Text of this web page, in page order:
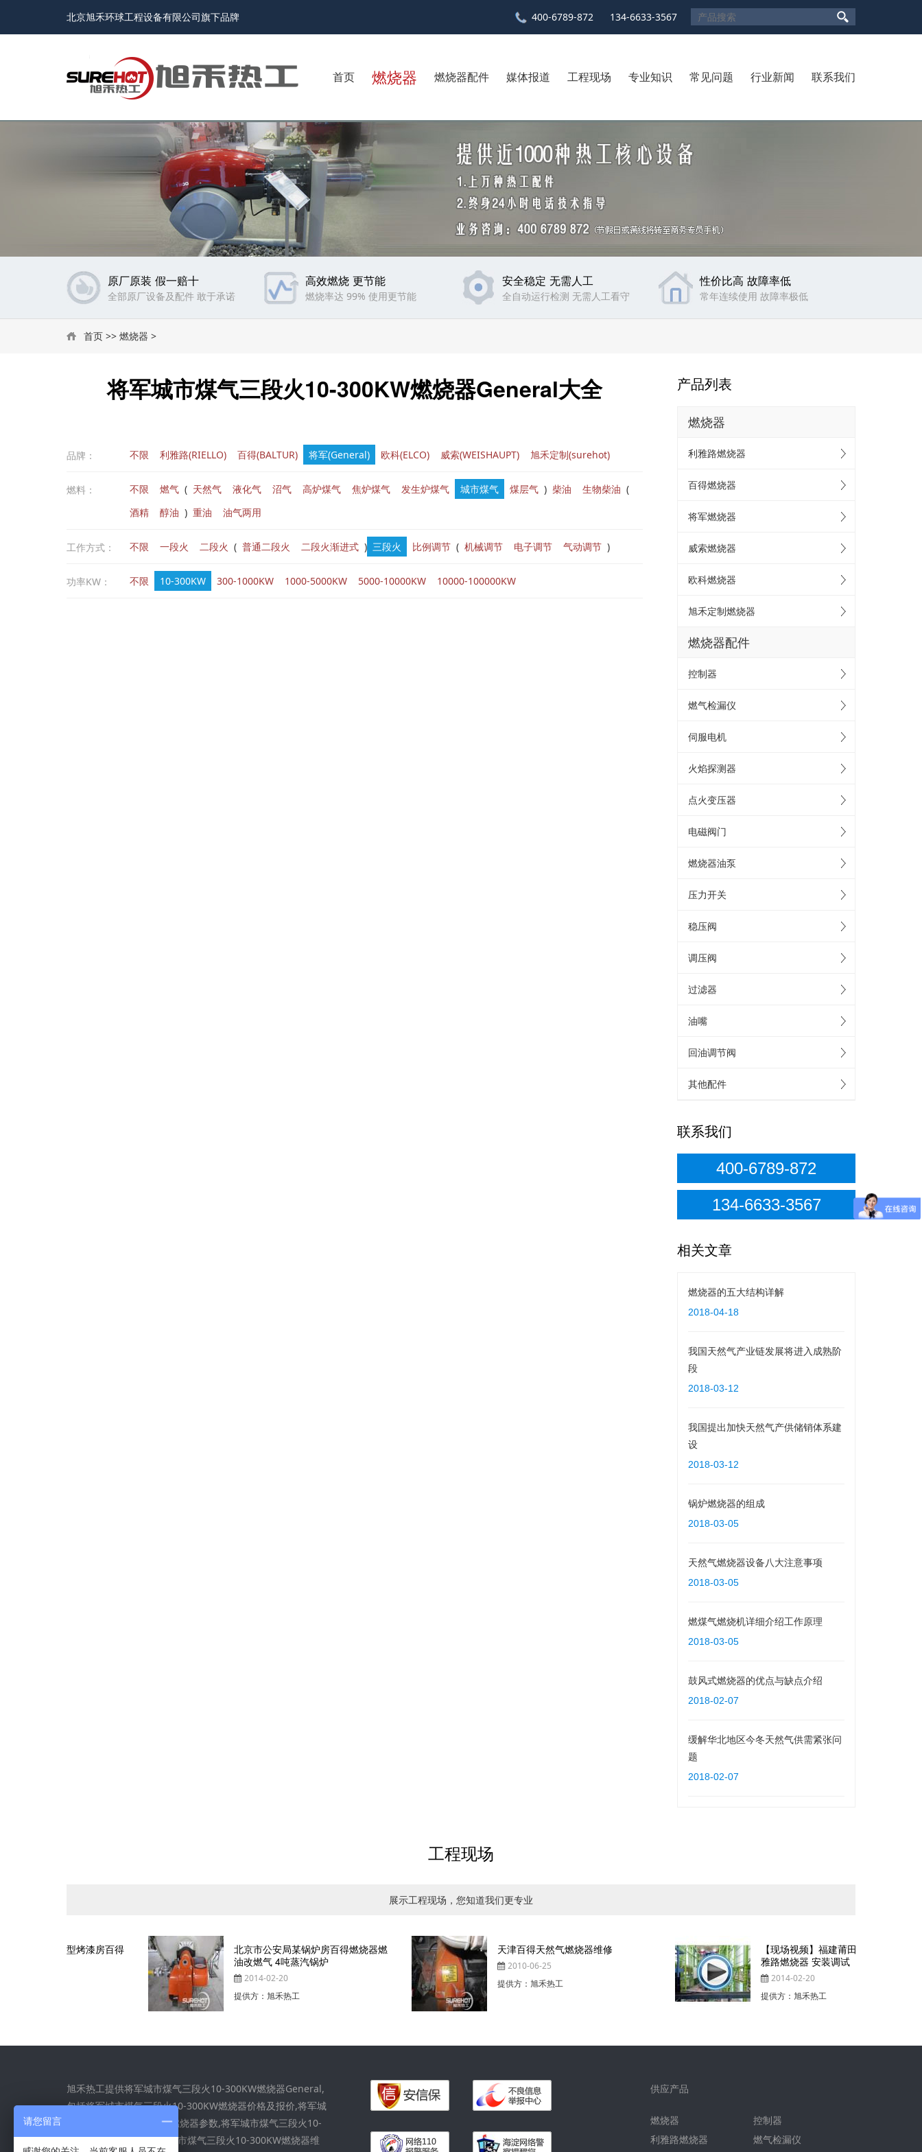
北京旭禾环球工程设备有限公司旗下品牌 400-6789-872 134-6633-3567
首页 燃烧器 燃烧器配件 媒体报道 工程现场 专业知识 常见问题 行业新闻 联系我们
原厂原装 假一赔十
全部原厂设备及配件 敢于承诺
高效燃烧 更节能
燃烧率达 99% 使用更节能
安全稳定 无需人工
全自动运行检测 无需人工看守
性价比高 故障率低
常年连续使用 故障率极低
首页 >> 燃烧器 >
将军城市煤气三段火10-300KW燃烧器General大全
品牌： 不限 利雅路(RIELLO) 百得(BALTUR) 将军(General) 欧科(ELCO) 威索(WEISHAUPT) 旭禾定制(surehot)
燃料： 不限 燃气 ( 天然气 液化气 沼气 高炉煤气 焦炉煤气 发生炉煤气 城市煤气 煤层气 ) 柴油 生物柴油 (
酒精
醇油 ) 重油 油气两用
工作方式： 不限 一段火 二段火 ( 普通二段火 二段火渐进式 ) 三段火 比例调节 ( 机械调节 电子调节 气动调节 )
功率KW： 不限 10-300KW 300-1000KW 1000-5000KW 5000-10000KW 10000-100000KW
产品列表
燃烧器
利雅路燃烧器
百得燃烧器
将军燃烧器
威索燃烧器
欧科燃烧器
旭禾定制燃烧器
燃烧器配件
控制器
燃气检漏仪
伺服电机
火焰探测器
点火变压器
电磁阀门
燃烧器油泵
压力开关
稳压阀
调压阀
过滤器
油嘴
回油调节阀
其他配件
联系我们
400-6789-872
134-6633-3567
相关文章
燃烧器的五大结构详解
2018-04-18
我国天然气产业链发展将进入成熟阶
段
2018-03-12
我国提出加快天然气产供储销体系建
设
2018-03-12
锅炉燃烧器的组成
2018-03-05
天然气燃烧器设备八大注意事项
2018-03-05
燃煤气燃烧机详细介绍工作原理
2018-03-05
鼓风式燃烧器的优点与缺点介绍
2018-02-07
缓解华北地区今冬天然气供需紧张问
题
2018-02-07
工程现场
展示工程现场，您知道我们更专业
北京市公安局某锅炉房百得燃烧器燃
油改燃气 4吨蒸汽锅炉
2014-02-20
提供方：旭禾热工
天津百得天然气燃烧器维修
2010-06-25
提供方：旭禾热工
【现场视频】福建莆田大型轧钢厂 利
雅路燃烧器 安装调试
2014-02-20
提供方：旭禾热工
旭禾热工提供将军城市煤气三段火10-300KW燃烧器General,
包括将军城市煤气三段火10-300KW燃烧器价格及报价,将军城
市煤气三段火10-300KW燃烧器参数,将军城市煤气三段火10-
300KW燃烧器型号,将军城市煤气三段火10-300KW燃烧器维
供应产品
燃烧器
利雅路燃烧器
控制器
燃气检漏仪
请您留言